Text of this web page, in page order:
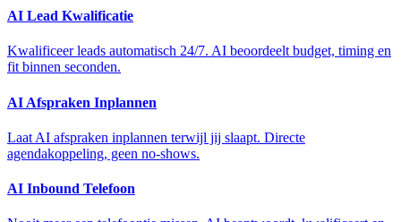
AI Lead Kwalificatie
Kwalificeer leads automatisch 24/7. AI beoordeelt budget, timing en
fit binnen seconden.
AI Afspraken Inplannen
Laat AI afspraken inplannen terwijl jij slaapt. Directe
agendakoppeling, geen no-shows.
AI Inbound Telefoon